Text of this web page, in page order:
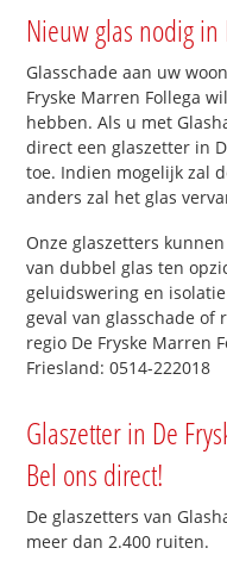
Nieuw glas nodig in
Glasschade aan uw
Fryske Marren Follega
hebben. Als u met
direct een glaszetter in
toe. Indien mogelijk zal
anders zal het glas
Onze glaszetters
van dubbel glas ten
geluidswering en
geval van glasschade of
regio De Fryske Marren
Friesland: 0514-222018
Glaszetter in De
Bel ons direct!
De glaszetters van
meer dan 2.400 ruiten.